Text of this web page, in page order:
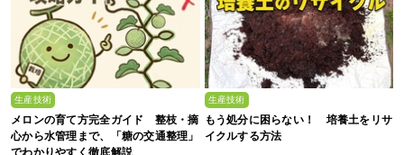
生産技術
メロンの育て方完全ガイド 整枝・摘
心から水管理まで、「糖の交通整理」
でわかりやすく徹底解説
生産技術
もう処分に困らない！ 培養土をリサ
イクルする方法